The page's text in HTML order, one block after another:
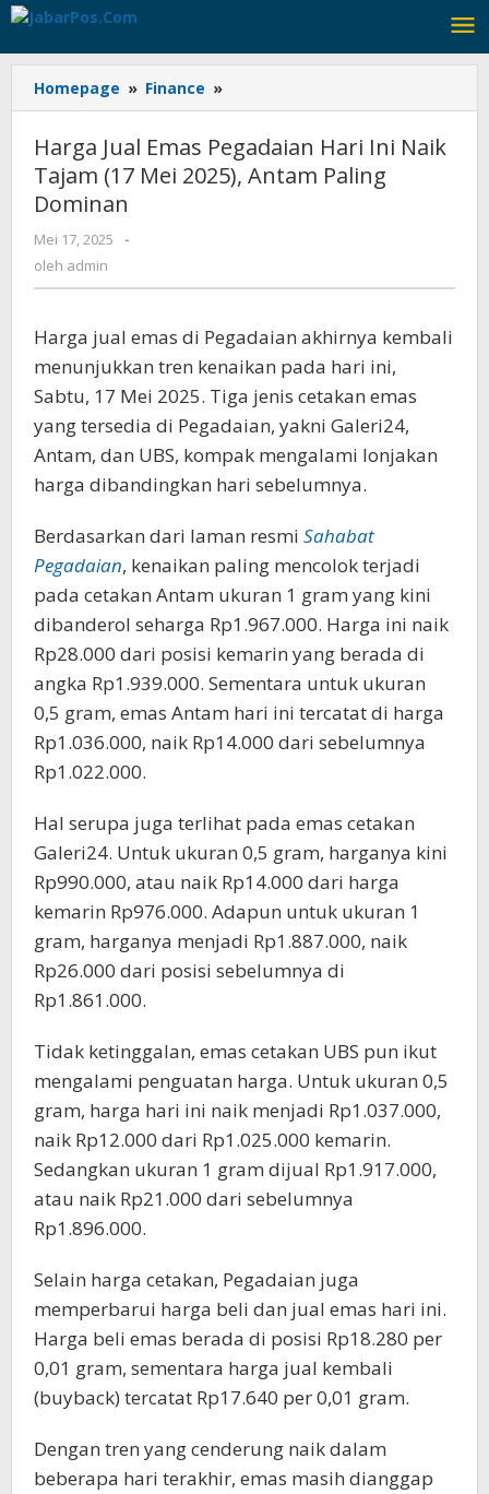
Lewati
konten
Homepage » Finance »
Jual
Emas
Pegadaian
Hari
Mei
Antam
Paling
Dominan
Harga Jual Emas Pegadaian Hari Ini Naik
Tajam (17 Mei 2025), Antam Paling
Dominan
Mei 17, 2025
oleh
-
oleh admin
Harga jual emas di Pegadaian akhirnya kembali
menunjukkan tren kenaikan pada hari ini,
Sabtu, 17 Mei 2025. Tiga jenis cetakan emas
yang tersedia di Pegadaian, yakni Galeri24,
Antam, dan UBS, kompak mengalami lonjakan
harga dibandingkan hari sebelumnya.
Berdasarkan dari laman resmi Sahabat
Pegadaian, kenaikan paling mencolok terjadi
pada cetakan Antam ukuran 1 gram yang kini
dibanderol seharga Rp1.967.000. Harga ini naik
Rp28.000 dari posisi kemarin yang berada di
angka Rp1.939.000. Sementara untuk ukuran
0,5 gram, emas Antam hari ini tercatat di harga
Rp1.036.000, naik Rp14.000 dari sebelumnya
Rp1.022.000.
Hal serupa juga terlihat pada emas cetakan
Galeri24. Untuk ukuran 0,5 gram, harganya kini
Rp990.000, atau naik Rp14.000 dari harga
kemarin Rp976.000. Adapun untuk ukuran 1
gram, harganya menjadi Rp1.887.000, naik
Rp26.000 dari posisi sebelumnya di
Rp1.861.000.
Tidak ketinggalan, emas cetakan UBS pun ikut
mengalami penguatan harga. Untuk ukuran 0,5
gram, harga hari ini naik menjadi Rp1.037.000,
naik Rp12.000 dari Rp1.025.000 kemarin.
Sedangkan ukuran 1 gram dijual Rp1.917.000,
atau naik Rp21.000 dari sebelumnya
Rp1.896.000.
Selain harga cetakan, Pegadaian juga
memperbarui harga beli dan jual emas hari ini.
Harga beli emas berada di posisi Rp18.280 per
0,01 gram, sementara harga jual kembali
(buyback) tercatat Rp17.640 per 0,01 gram.
Dengan tren yang cenderung naik dalam
beberapa hari terakhir, emas masih dianggap